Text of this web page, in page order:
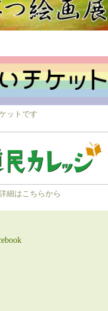
ットです
細はこちらから